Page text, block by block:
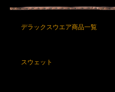
デラックスウエア商品一覧
スウェット